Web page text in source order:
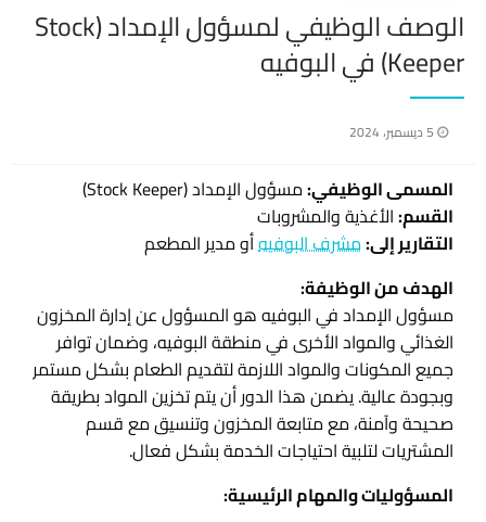
الوصف الوظيفي لمسؤول الإمداد (Stock
Keeper) في البوفيه
نُشر
5 ديسمبر، 2024
المسمى الوظيفي:مسؤول الإمداد (Stock Keeper)
القسم:الأغذية والمشروبات
التقارير إلى:مشرف البوفيهأو مدير المطعم
الهدف من الوظيفة:
مسؤول الإمداد في البوفيه هو المسؤول عن إدارة المخزون
الغذائي والمواد الأخرى في منطقة البوفيه، وضمان توافر
جميع المكونات والمواد اللازمة لتقديم الطعام بشكل مستمر
وبجودة عالية. يضمن هذا الدور أن يتم تخزين المواد بطريقة
صحيحة وآمنة، مع متابعة المخزون وتنسيق مع قسم
المشتريات لتلبية احتياجات الخدمة بشكل فعال.
المسؤوليات والمهام الرئيسية: